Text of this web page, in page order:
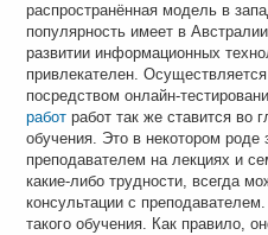
распространённая модель в
популярность имеет в
развитии информационных
привлекателен.
посредством онлайн-
работ работ так же ставится во
обучения. Это в некотором роде
преподавателем на лекциях и
какие-либо трудности, всегда
консультации с
такого обучения. Как правило,